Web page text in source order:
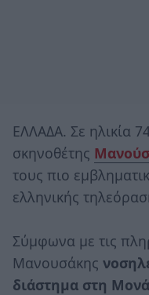
ΕΛΛΑΔΑ. Σε ηλικία
σκηνοθέτης
τους πιο
ελληνικής
Σύμφωνα με τις
Μανουσάκης
διάστημα στη